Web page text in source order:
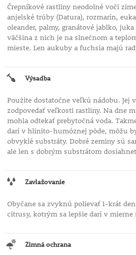
Črepníkové rastliny neodolné voči
anjelské trúby (Datura), rozmarín,
oleander, palmy, granátové jablko,
väčšina z nich je na slnečnom a
mieste. Len aukuby a fuchsia majú
Výsadba
Použite dostatočne veľkú nádobu. Jej
zodpovedať veľkosti rastliny. Na dne
mohla odtekať prebytočná voda.
darí v hlinito-humóznej pôde, môžu
obvyklé substráty. Dobré zeminy sú
ale len s dobrým substrátom
Zavlažovanie
Obyčane sa zvyknú polievať 1-krát
citrusy, kotrým sa lepšie darí v mierne
Zimná ochrana